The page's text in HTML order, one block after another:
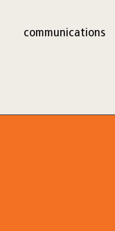
communications